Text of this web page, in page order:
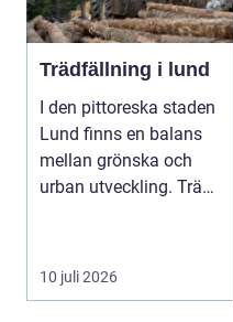
Trädfällning i lund
I den pittoreska staden
Lund finns en balans
mellan grönska och
urban utveckling. Träd
10 juli 2026